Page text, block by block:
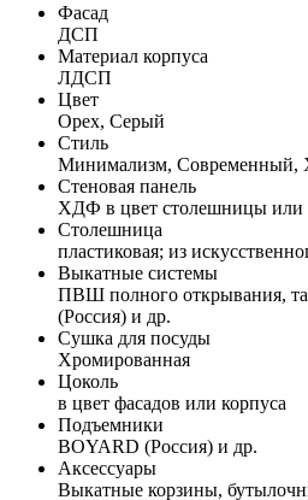
Фасад
ДСП
Материал корпуса
ЛДСП
Цвет
Орех, Серый
Стиль
Минимализм, Современный,
Стеновая панель
ХДФ в цвет столешницы или
Столешница
пластиковая; из
Выкатные системы
ПВШ полного открывания,
(Россия) и др.
Сушка для посуды
Хромированная
Цоколь
в цвет фасадов или корпуса
Подъемники
BOYARD (Россия) и др.
Аксессуары
Выкатные корзины,